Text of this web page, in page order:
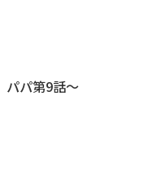
パパ第9話～